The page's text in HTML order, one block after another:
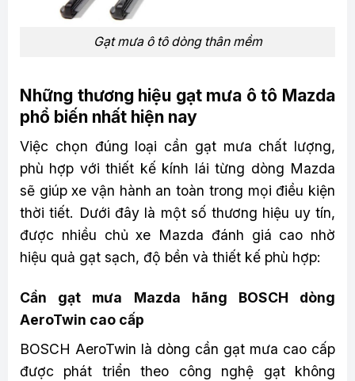
Gạt mưa ô tô dòng thân mềm
Những thương hiệu gạt mưa ô tô Mazda
phổ biến nhất hiện nay
Việc chọn đúng loại cần gạt mưa chất lượng,
phù hợp với thiết kế kính lái từng dòng Mazda
sẽ giúp xe vận hành an toàn trong mọi điều kiện
thời tiết. Dưới đây là một số thương hiệu uy tín,
được nhiều chủ xe Mazda đánh giá cao nhờ
hiệu quả gạt sạch, độ bền và thiết kế phù hợp:
Cần gạt mưa Mazda hãng BOSCH dòng
AeroTwin cao cấp
BOSCH AeroTwin là dòng cần gạt mưa cao cấp
được phát triển theo công nghệ gạt không